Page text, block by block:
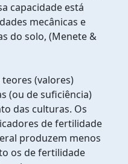
capacidade está
mecânicas e
do solo, (Menete &
(valores)
(ou de suficiência)
das culturas. Os
de fertilidade
produzem menos
os de fertilidade